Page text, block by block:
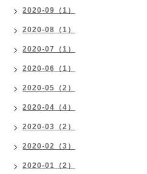
2020-09（1）
2020-08（1）
2020-07（1）
2020-06（1）
2020-05（2）
2020-04（4）
2020-03（2）
2020-02（3）
2020-01（2）